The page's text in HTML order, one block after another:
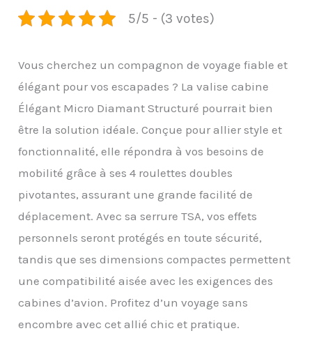
5/5 - (3 votes)
Vous cherchez un compagnon de voyage fiable et
élégant pour vos escapades ? La valise cabine
Élégant Micro Diamant Structuré pourrait bien
être la solution idéale. Conçue pour allier style et
fonctionnalité, elle répondra à vos besoins de
mobilité grâce à ses 4 roulettes doubles
pivotantes, assurant une grande facilité de
déplacement. Avec sa serrure TSA, vos effets
personnels seront protégés en toute sécurité,
tandis que ses dimensions compactes permettent
une compatibilité aisée avec les exigences des
cabines d’avion. Profitez d’un voyage sans
encombre avec cet allié chic et pratique.